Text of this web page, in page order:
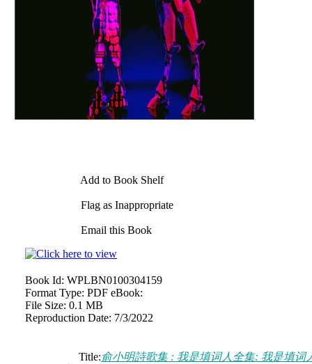
Add to Book Shelf
Flag as Inappropriate
Email this Book
Book Id: WPLBN0100304159
Format Type: PDF eBook:
File Size: 0.1 MB
Reproduction Date: 7/3/2022
Title:俞小明詩歌集 : 我是填词人全集: 我是填词